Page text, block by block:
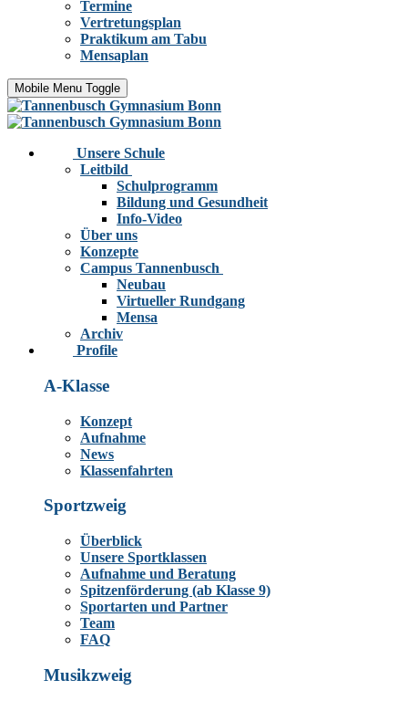
Termine
Vertretungsplan
Praktikum am Tabu
Mensaplan
Mobile Menu Toggle
Unsere Schule
Leitbild
Schulprogramm
Bildung und Gesundheit
Info-Video
Über uns
Konzepte
Campus Tannenbusch
Neubau
Virtueller Rundgang
Mensa
Archiv
Profile
A-Klasse
Konzept
Aufnahme
News
Klassenfahrten
Sportzweig
Überblick
Unsere Sportklassen
Aufnahme und Beratung
Spitzenförderung (ab Klasse 9)
Sportarten und Partner
Team
FAQ
Musikzweig